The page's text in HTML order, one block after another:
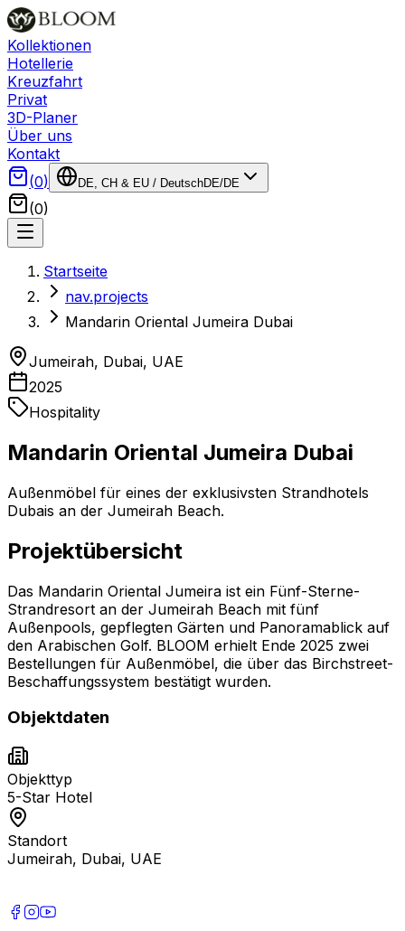
Kollektionen
Hotellerie
Kreuzfahrt
Privat
3D-Planer
Über uns
Kontakt
(0) DE, CH & EU / DeutschDE/DE
(0)
Startseite
nav.projects
Mandarin Oriental Jumeira Dubai
Jumeirah, Dubai, UAE
2025
Hospitality
Mandarin Oriental Jumeira Dubai
Außenmöbel für eines der exklusivsten Strandhotels
Dubais an der Jumeirah Beach.
Projektübersicht
Das Mandarin Oriental Jumeira ist ein Fünf-Sterne-
Strandresort an der Jumeirah Beach mit fünf
Außenpools, gepflegten Gärten und Panoramablick auf
den Arabischen Golf. BLOOM erhielt Ende 2025 zwei
Bestellungen für Außenmöbel, die über das Birchstreet-
Beschaffungssystem bestätigt wurden.
Objektdaten
Objekttyp
5-Star Hotel
Standort
Jumeirah, Dubai, UAE